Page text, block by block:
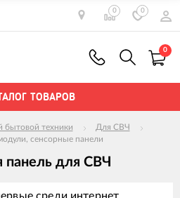
0 0
0
ТОВАРОВ
бытовой техники
Для СВЧ
сенсорные панели
панель для СВЧ
среди интернет